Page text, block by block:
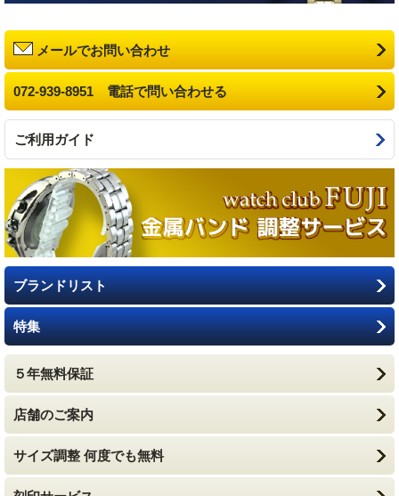
メールでお問い合わせ
072-939-8951 電話で問い合わせる
ご利用ガイド
ブランドリスト
特集
５年無料保証
店舗のご案内
サイズ調整 何度でも無料